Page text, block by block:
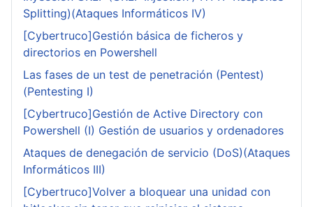
Splitting)(Ataques Informáticos IV)
[Cybertruco]Gestión básica de ficheros y
directorios en Powershell
Las fases de un test de penetración (Pentest)
(Pentesting I)
[Cybertruco]Gestión de Active Directory con
Powershell (I) Gestión de usuarios y ordenadores
Ataques de denegación de servicio (DoS)(Ataques
Informáticos III)
[Cybertruco]Volver a bloquear una unidad con